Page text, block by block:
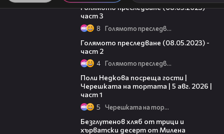
Голямото преследване (08.05.2023) -
част 3
8 Голямото преследване
Голямото преследване (08.05.2023) -
част 2
4 Голямото преследване
Поли Недкова посреща гости |
Черешката на тортата | 5 авг. 2026 |
част 1
5 Черешката на тортата
Безглутенов хляб от трици и
хърватски десерт от Милена